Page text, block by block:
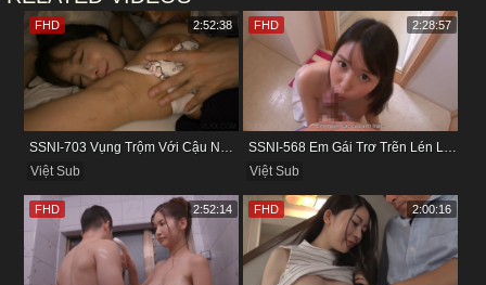
SSNI-703 Vụng Trộm Với Cậu Nhân Viên Ngay Bên Cạnh Chồng
Việt Sub
FHD 2:52:38
SSNI-568 Em Gái Trơ Trẽn Lén Lút Vụng Trộm Với Bồ Của Chị
Việt Sub
FHD 2:28:57
FHD 2:52:14 FHD 2:00:16